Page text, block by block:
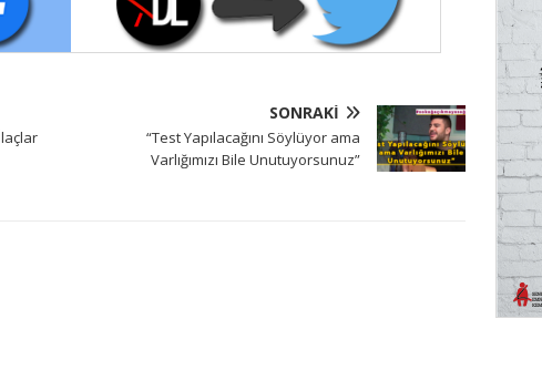
SONRAKI
“Test Yapılacağını Söylüyor ama
Varlığımızı Bile Unutuyorsunuz”